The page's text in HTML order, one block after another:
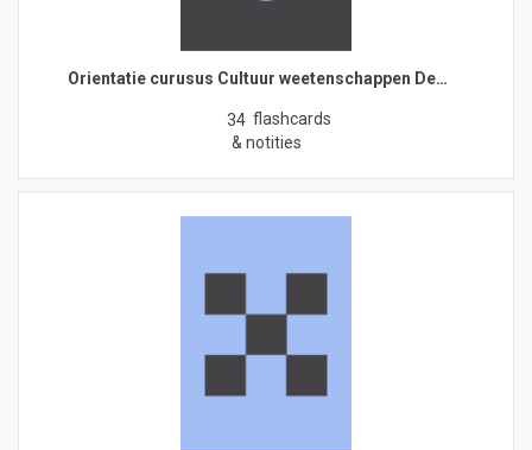
Orientatie curusus Cultuur weetenschappen De…
34 flashcards
& notities